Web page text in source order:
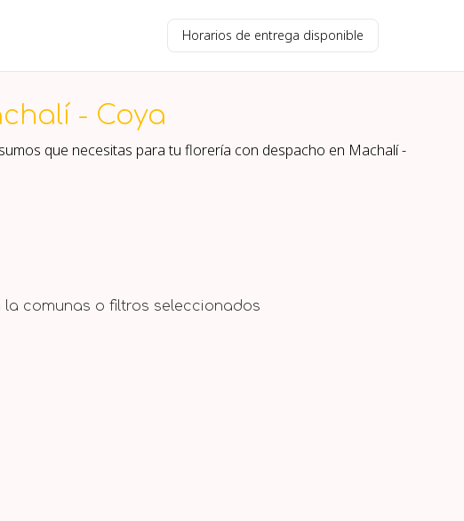
Horarios de entrega disponible
- Coya
que necesitas para tu florería con despacho en Machalí -
comunas o filtros seleccionados